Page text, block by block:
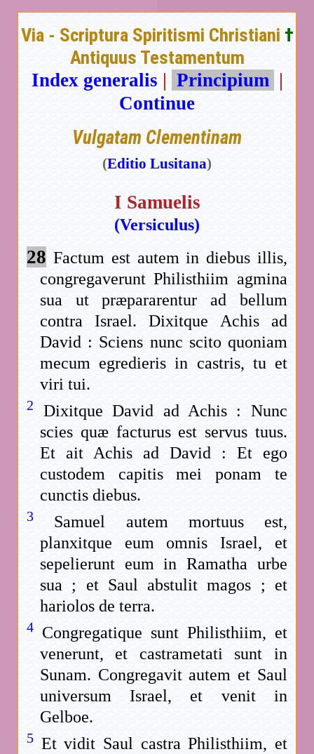
Via - Scriptura Spiritismi Christiani †
Antiquus Testamentum
Index generalis | Principium |
Continue
Vulgatam Clementinam
(Editio Lusitana)
I Samuelis
(Versiculus)
28 Factum est autem in diebus illis,
congregaverunt Philisthiim agmina
sua ut præpararentur ad bellum
contra Israel. Dixitque Achis ad
David : Sciens nunc scito quoniam
mecum egredieris in castris, tu et
viri tui.
2
Dixitque David ad Achis : Nunc
scies quæ facturus est servus tuus.
Et ait Achis ad David : Et ego
custodem capitis mei ponam te
cunctis diebus.
3
Samuel autem mortuus est,
planxitque eum omnis Israel, et
sepelierunt eum in Ramatha urbe
sua ; et Saul abstulit magos ; et
hariolos de terra.
4 Congregatique sunt Philisthiim, et
venerunt, et castrametati sunt in
Sunam. Congregavit autem et Saul
universum Israel, et venit in
Gelboe.
5 Et vidit Saul castra Philisthiim, et